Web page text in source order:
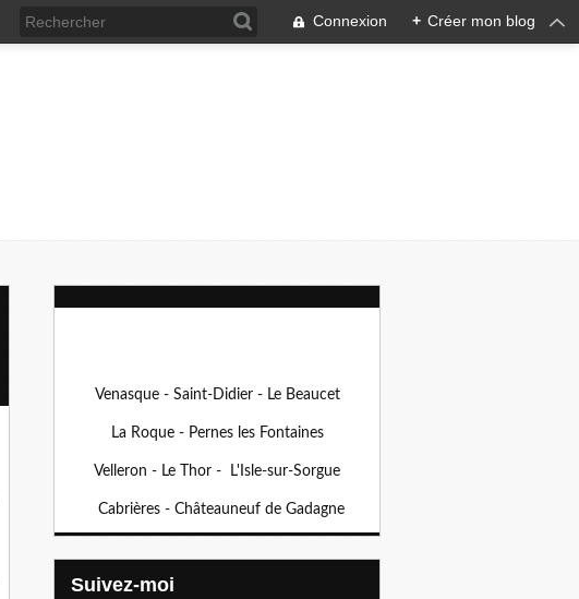
Connexion + Créer mon blog
Venasque - Saint-Didier - Le Beaucet
La Roque - Pernes les Fontaines
Velleron - Le Thor - L'Isle-sur-Sorgue
Cabrières - Châteauneuf de Gadagne
Suivez-moi